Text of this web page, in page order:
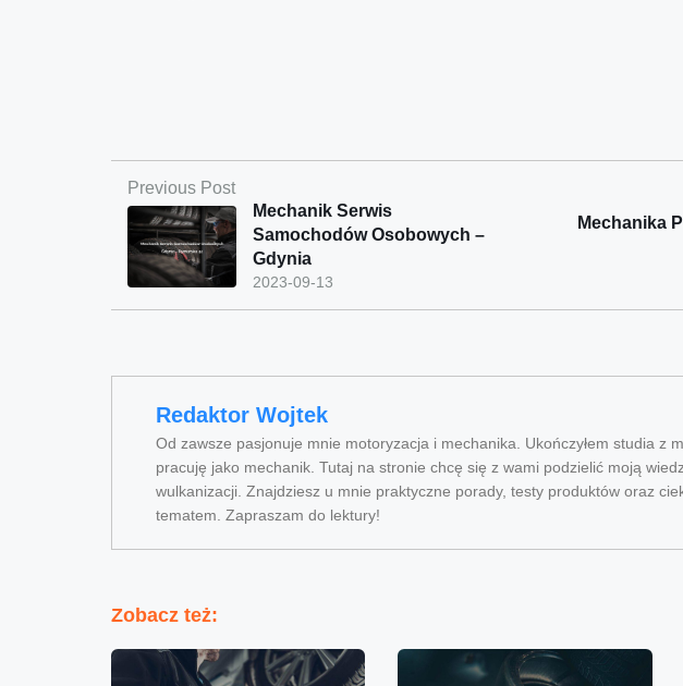
Previous Post
2023-09-13
Mechanik Serwis
Samochodów Osobowych –
Gdynia
Mechanika
Redaktor Wojtek
Od zawsze pasjonuje mnie motoryzacja i mechanika. Ukończyłem studia z
pracuję jako mechanik. Tutaj na stronie chcę się z wami podzielić moją
wulkanizacji. Znajdziesz u mnie praktyczne porady, testy produktów oraz
tematem. Zapraszam do lektury!
Zobacz też: